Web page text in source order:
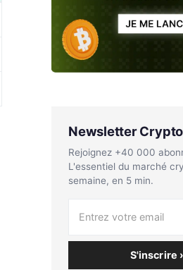
Newsletter Crypto
Rejoignez +40 000
L'essentiel du marché
semaine, en 5 min.
S'inscrire ›